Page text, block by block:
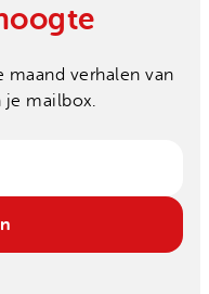
maand verhalen van
je mailbox.